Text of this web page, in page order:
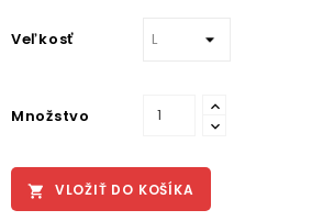
Veľkosť
Množstvo
 VLOŽIŤ DO KOŠÍKA